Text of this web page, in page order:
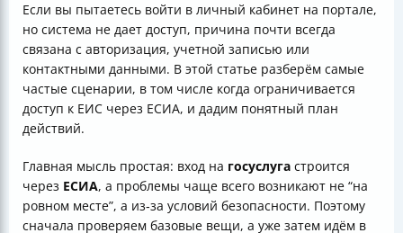
ЕСИА: отдельный сценарий
Как восстановить доступ при временной блокировке:
понятный план
Что делать, если не приходят СМС и нет доступа к
старому номеру
Почему вы можете “всё делать правильно”, но всё
равно не войти
повторных проблем
Краткая памятка “что сделать прямо сейчас”
Если вы пытаетесь войти в личный кабинет на портале,
но система не дает доступ, причина почти всегда
связана с авторизация, учетной записью или
контактными данными. В этой статье разберём самые
частые сценарии, в том числе когда ограничивается
доступ к ЕИС через ЕСИА, и дадим понятный план
действий.
Главная мысль простая: вход на госуслуга строится
через ЕСИА, а проблемы чаще всего возникают не “на
ровном месте”, а из‑за условий безопасности. Поэтому
сначала проверяем базовые вещи, а уже затем идём в